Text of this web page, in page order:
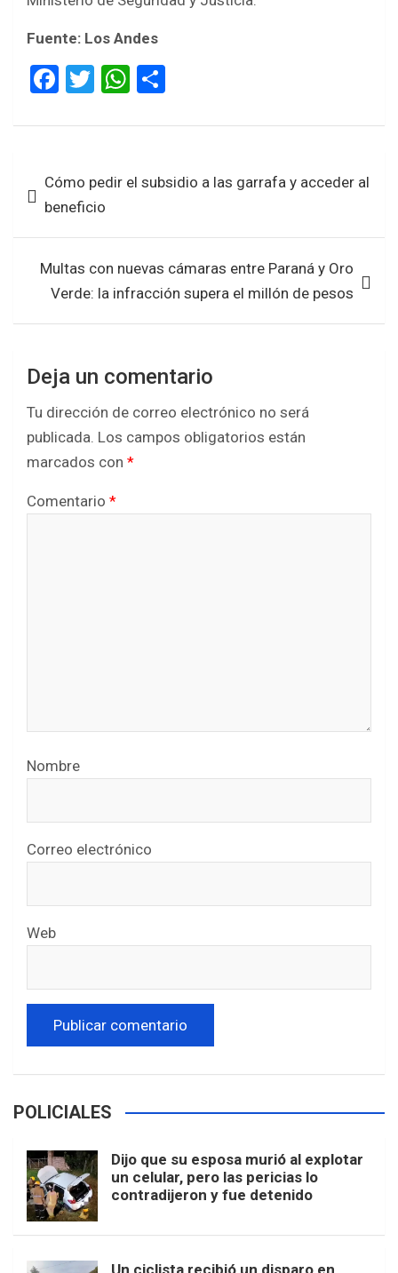
Fuente: Los Andes
F
ce
o
o
k
T
tt
W
at
A
p
ar
de Cómo pedir el subsidio a las garrafa y acceder al
beneficio
Multas con nuevas cámaras entre Paraná y Oro
Verde: la infracción supera el millón de pesos
Deja un comentario
Tu dirección de correo electrónico no será
publicada. Los campos obligatorios están
marcados con *
Comentario *
Nombre
Correo electrónico
Web
POLICIALES
Dijo que su esposa murió al explotar
un celular, pero las pericias lo
contradijeron y fue detenido